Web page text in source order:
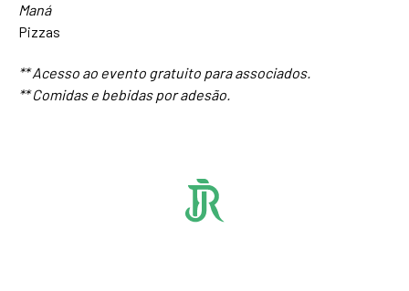
Maná
Pizzas
** Acesso ao evento gratuito para associados.
** Comidas e bebidas por adesão.